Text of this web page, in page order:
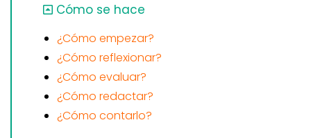
Cómo se hace
¿Cómo empezar?
¿Cómo reflexionar?
¿Cómo evaluar?
¿Cómo redactar?
¿Cómo contarlo?